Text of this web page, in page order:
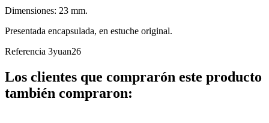
Dimensiones: 23 mm.
Presentada encapsulada, en estuche original.
Referencia 3yuan26
Los clientes que comprarón este producto
también compraron: